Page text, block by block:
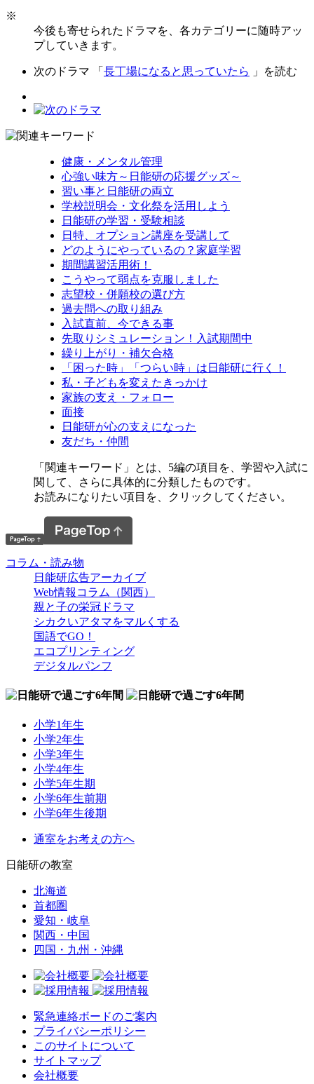
※
今後も寄せられたドラマを、各カテゴリーに随時アッ
プしていきます。
次のドラマ 「 長丁場になると思っていたら 」を読む
健康・メンタル管理
心強い味方～日能研の応援グッズ～
習い事と日能研の両立
学校説明会・文化祭を活用しよう
日能研の学習・受験相談
日特、オプション講座を受講して
どのようにやっているの？家庭学習
期間講習活用術！
こうやって弱点を克服しました
志望校・併願校の選び方
過去問への取り組み
入試直前、今できる事
先取りシミュレーション！入試期間中
繰り上がり・補欠合格
「困った時」「つらい時」は日能研に行く！
私・子どもを変えたきっかけ
家族の支え・フォロー
面接
日能研が心の支えになった
友だち・仲間
「関連キーワード」とは、5編の項目を、学習や入試に
関して、さらに具体的に分類したものです。
お読みになりたい項目を、クリックしてください。
コラム・読み物
日能研広告アーカイブ
Web情報コラム（関西）
親と子の栄冠ドラマ
シカクいアタマをマルくする
国語でGO！
エコプリンティング
デジタルパンフ
小学1年生
小学2年生
小学3年生
小学4年生
小学5年生期
小学6年生前期
小学6年生後期
通室をお考えの方へ
日能研の教室
北海道
首都圏
愛知・岐阜
関西・中国
四国・九州・沖縄
緊急連絡ボードのご案内
プライバシーポリシー
このサイトについて
サイトマップ
会社概要